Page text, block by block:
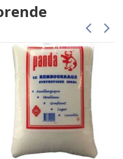
kan de bonte
doorschijnen. In dat
een beter alternatief,
hoesof een laag
in dewinkel en
in